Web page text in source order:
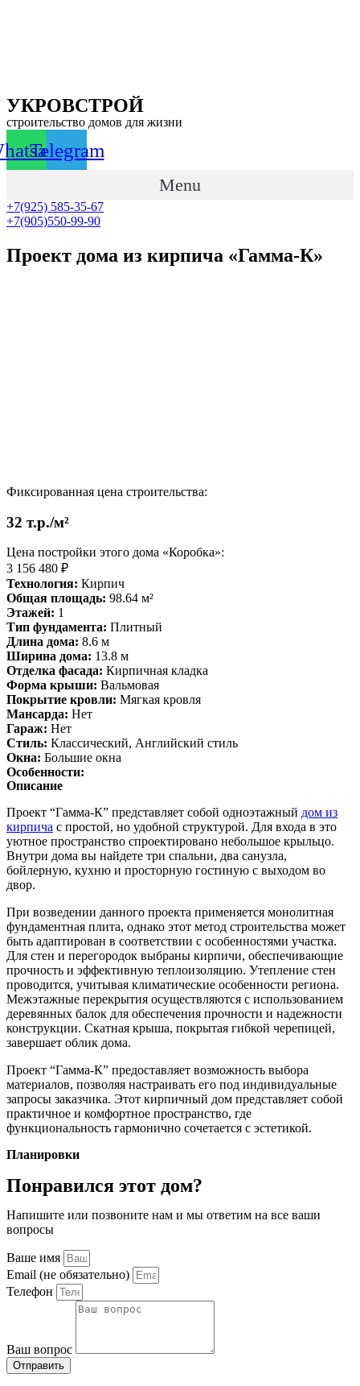
УКРОВСТРОЙ
строительство домов для жизни
Telegram
Menu
+7(925) 585-35-67
+7(905)550-99-90
Проект дома из кирпича «Гамма-К»
Фиксированная цена строительства:
32 т.р./м²
Цена постройки этого дома «Коробка»:
3 156 480 ₽
Технология: Кирпич
Общая площадь: 98.64 м²
Этажей: 1
Тип фундамента: Плитный
Длина дома: 8.6 м
Ширина дома: 13.8 м
Отделка фасада: Кирпичная кладка
Форма крыши: Вальмовая
Покрытие кровли: Мягкая кровля
Мансарда: Нет
Гараж: Нет
Стиль: Классический, Английский стиль
Окна: Большие окна
Особенности:
Описание
Проект “Гамма-К” представляет собой одноэтажный дом из
кирпича с простой, но удобной структурой. Для входа в это
уютное пространство спроектировано небольшое крыльцо.
Внутри дома вы найдете три спальни, два санузла,
бойлерную, кухню и просторную гостиную с выходом во
двор.
При возведении данного проекта применяется монолитная
фундаментная плита, однако этот метод строительства может
быть адаптирован в соответствии с особенностями участка.
Для стен и перегородок выбраны кирпичи, обеспечивающие
прочность и эффективную теплоизоляцию. Утепление стен
проводится, учитывая климатические особенности региона.
Межэтажные перекрытия осуществляются с использованием
деревянных балок для обеспечения прочности и надежности
конструкции. Скатная крыша, покрытая гибкой черепицей,
завершает облик дома.
Проект “Гамма-К” предоставляет возможность выбора
материалов, позволяя настраивать его под индивидуальные
запросы заказчика. Этот кирпичный дом представляет собой
практичное и комфортное пространство, где
функциональность гармонично сочетается с эстетикой.
Планировки
Понравился этот дом?
Напишите или позвоните нам и мы ответим на все ваши
вопросы
Ваше имя
Email (не обязательно)
Телефон
Ваш вопрос
Отправить